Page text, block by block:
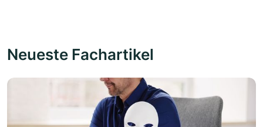
Neueste Fachartikel